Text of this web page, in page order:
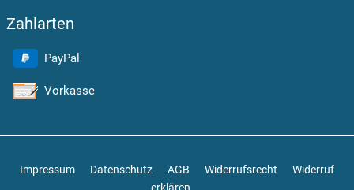
Zahlarten
PayPal
Vorkasse
Impressum Datenschutz AGB Widerrufsrecht
Widerruf